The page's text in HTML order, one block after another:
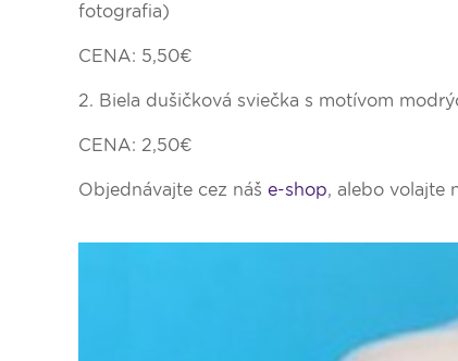
fotografia)
CENA: 5,50€
2. Biela dušičková sviečka s motívom
CENA: 2,50€
Objednávajte cez náš e-shop, alebo volajte